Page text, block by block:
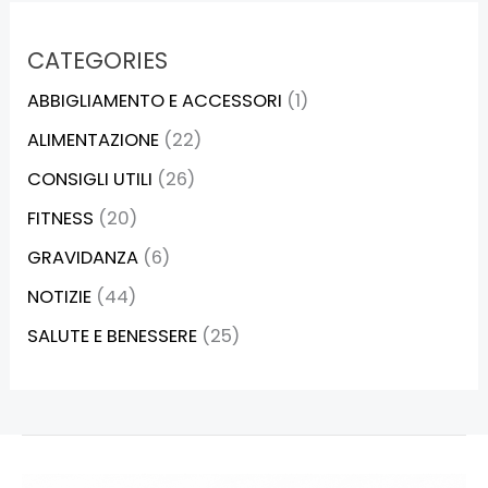
CATEGORIES
ABBIGLIAMENTO E ACCESSORI (1)
ALIMENTAZIONE (22)
CONSIGLI UTILI (26)
FITNESS (20)
GRAVIDANZA (6)
NOTIZIE (44)
SALUTE E BENESSERE (25)